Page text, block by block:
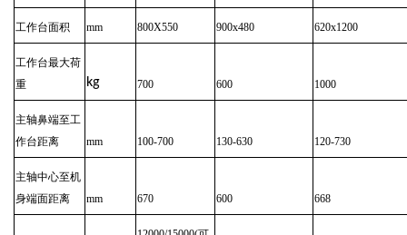
工作台面积 mm 800X550 900x480 620x1200
工作台最大荷
重
kg 700 600 1000
主轴鼻端至工
作台距离
mm 100-700 130-630 120-730
主轴中心至机
身端面距离
mm 670 600 668